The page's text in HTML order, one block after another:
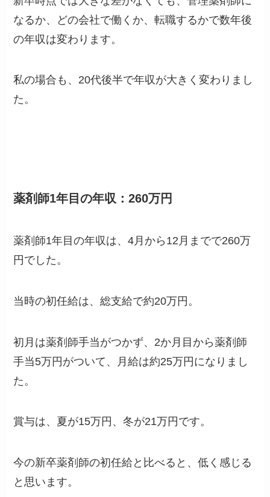
なるか、どの会社で働くか、転職するかで数年後
の年収は変わります。
私の場合も、20代後半で年収が大きく変わりまし
た。
薬剤師1年目の年収：260万円
薬剤師1年目の年収は、4月から12月までで260万
円でした。
当時の初任給は、総支給で約20万円。
初月は薬剤師手当がつかず、2か月目から薬剤師
手当5万円がついて、月給は約25万円になりまし
た。
賞与は、夏が15万円、冬が21万円です。
今の新卒薬剤師の初任給と比べると、低く感じる
と思います。